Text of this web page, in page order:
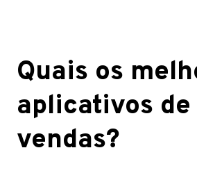
Quais os
aplicativos de
vendas?